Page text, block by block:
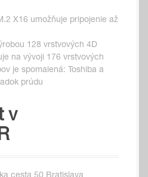
X16 umožňuje pripojenie až
128 vrstvových 4D
na vývoji 176 vrstvových
je spomalená: Toshiba a
prúdu
v